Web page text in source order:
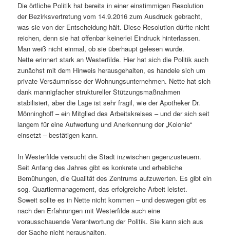
Die örtliche Politik hat bereits in einer einstimmigen Resolution
der Bezirksvertretung vom 14.9.2016 zum Ausdruck gebracht,
was sie von der Entscheidung hält. Diese Resolution dürfte nicht
reichen, denn sie hat offenbar keinerlei Eindruck hinterlassen.
Man weiß nicht einmal, ob sie überhaupt gelesen wurde.
Nette erinnert stark an Westerfilde. Hier hat sich die Politik auch
zunächst mit dem Hinweis herausgehalten, es handele sich um
private Versäumnisse der Wohnungsunternehmen. Nette hat sich
dank mannigfacher struktureller Stützungsmaßnahmen
stabilisiert, aber die Lage ist sehr fragil, wie der Apotheker Dr.
Mönninghoff – ein Mitglied des Arbeitskreises – und der sich seit
langem für eine Aufwertung und Anerkennung der „Kolonie“
einsetzt – bestätigen kann.
In Westerfilde versucht die Stadt inzwischen gegenzusteuern.
Seit Anfang des Jahres gibt es konkrete und erhebliche
Bemühungen, die Qualität des Zentrums aufzuwerten. Es gibt ein
sog. Quartiermanagement, das erfolgreiche Arbeit leistet.
Soweit sollte es in Nette nicht kommen – und deswegen gibt es
nach den Erfahrungen mit Westerfilde auch eine
vorausschauende Verantwortung der Politik. Sie kann sich aus
der Sache nicht heraushalten.